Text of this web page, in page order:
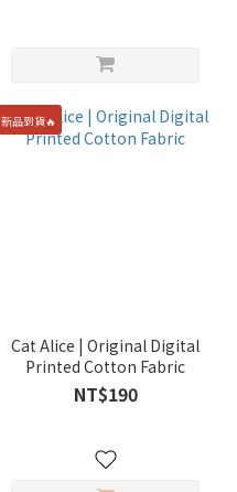
新品到貨🔥
Cat Alice | Original Digital
Printed Cotton Fabric
NT$190